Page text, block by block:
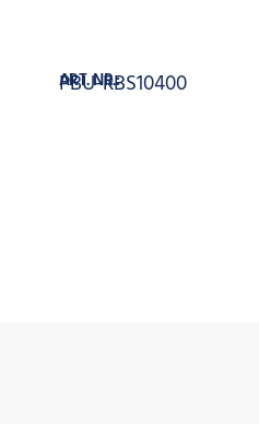
ART. NR.:
PBU-RBS10400